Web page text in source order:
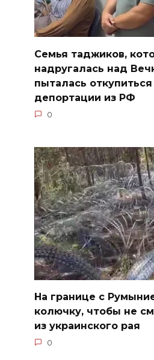
Семья таджиков,
надругалась над
пыталась откупиться
депортации из РФ
0
На границе с
колючку, чтобы не
из украинского рая
0